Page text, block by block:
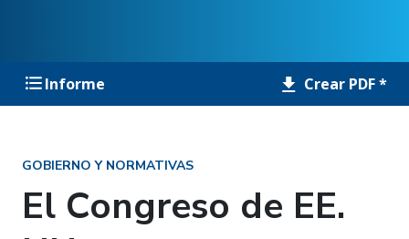
Informe Crear PDF *
GOBIERNO Y NORMATIVAS
El Congreso de EE.